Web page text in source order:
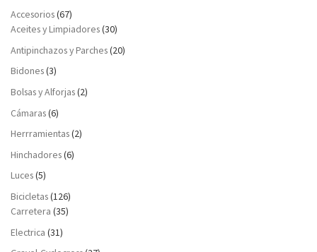
Accesorios(67)
Aceites y Limpiadores(30)
Antipinchazos y Parches(20)
Bidones(3)
Bolsas y Alforjas(2)
Cámaras(6)
Herrramientas(2)
Hinchadores(6)
Luces(5)
Bicicletas(126)
Carretera (35)
Electrica (31)